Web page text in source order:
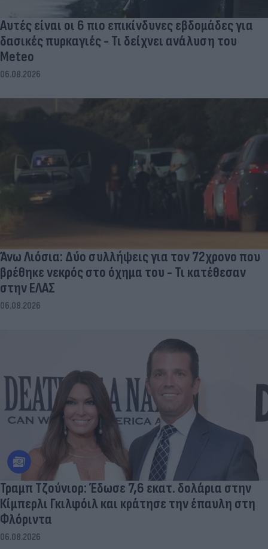
Αυτές είναι οι 6 πιο επικίνδυνες εβδομάδες για
δασικές πυρκαγιές - Τι δείχνει ανάλυση του
Meteo
06.08.2026
Άνω Λιόσια: Δύο συλλήψεις για τον 72χρονο που
βρέθηκε νεκρός στο όχημα του - Τι κατέθεσαν
στην ΕΛΑΣ
06.08.2026
Τραμπ Τζούνιορ: Έδωσε 7,6 εκατ. δολάρια στην
Κίμπερλι Γκιλφόιλ και κράτησε την έπαυλη στη
Φλόριντα
06.08.2026